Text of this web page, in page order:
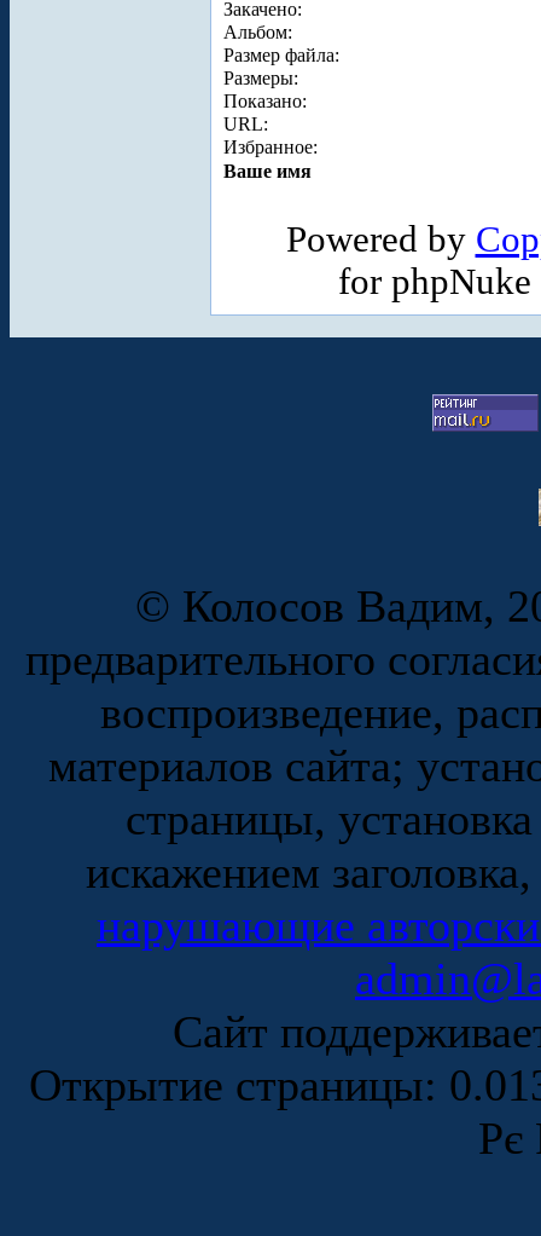
Закачено:
Альбом:
Размер файла:
Размеры:
Показано:
URL:
Избранное:
Ваше имя
Powered by
for
© Колосов Вадим,
предварительного
воспроизведение,
материалов сайта;
страницы,
искажением
нарушающие
Сайт
Открытие страницы:
Рє